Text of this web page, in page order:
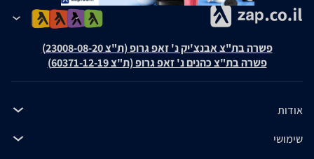
פשרה בת"צ אבנצ'יק נ' זאפ גרופ (ת"צ 23008-08-20)
פשרה בת"צ כהנים נ' זאפ גרופ (ת"צ 60371-12-19)
אודות
שימושי